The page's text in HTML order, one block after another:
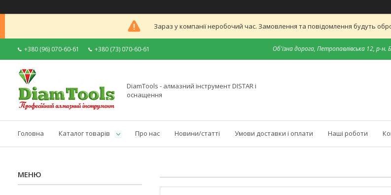
Зараз у компанії неробочий час. Замовлення та повідомлення будуть
+380 (96) 070-60-61 +380 (73) 070-60-61 Об'їзна дорога, Петропавлівська 12, р-н.
DiamTools - алмазний інструмент DISTAR і
оснащення
Головна Каталог товарів Про нас Новини/статті Умови доставки і оплати Наші роботи